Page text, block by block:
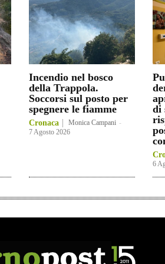
Incendio nel bosco
della Trappola.
Soccorsi sul posto per
spegnere le fiamme
Cronaca Monica Campani -
7 Agosto 2026
di
6